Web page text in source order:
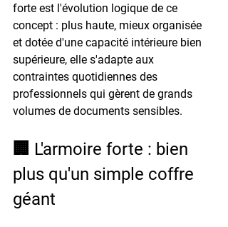
forte est l'évolution logique de ce
concept : plus haute, mieux organisée
et dotée d'une capacité intérieure bien
supérieure, elle s'adapte aux
contraintes quotidiennes des
professionnels qui gèrent de grands
volumes de documents sensibles.
🏢 L'armoire forte : bien
plus qu'un simple coffre
géant